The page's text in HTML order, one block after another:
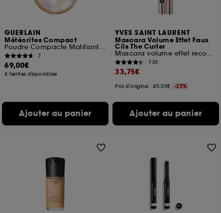
GUERLAIN
Météorites Compact
Poudre Compacte Matifiante Et Fixante
7
69,00€
4 teintes disponibles
Ajouter au panier
YVES SAINT LAURENT
Mascara Volume Effet Faux
Cils The Curler
Mascara volume effet recourbe cils
730
33,75€
Prix d'origine : 45,00€ -25%
Ajouter au panier